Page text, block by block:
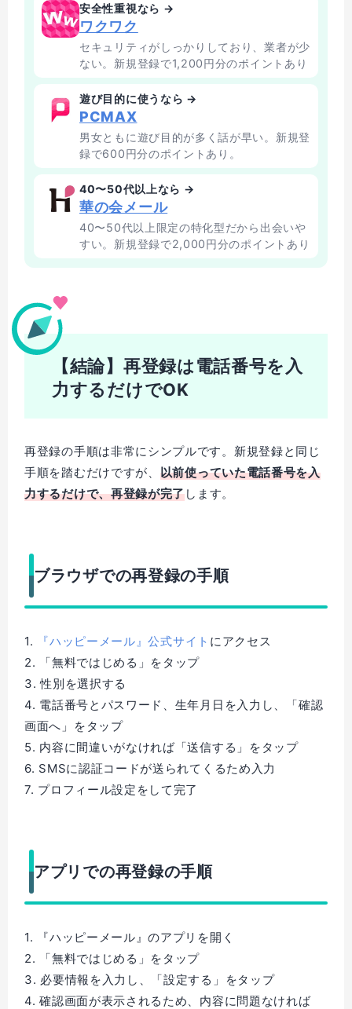
安全性重視なら →
ワクワク
セキュリティがしっかりしており、業者が少
ない。新規登録で1,200円分のポイントあり
遊び目的に使うなら →
PCMAX
男女ともに遊び目的が多く話が早い。新規登
録で600円分のポイントあり。
40〜50代以上なら →
華の会メール
40〜50代以上限定の特化型だから出会いや
すい。新規登録で2,000円分のポイントあり
【結論】再登録は電話番号を入
力するだけでOK
再登録の手順は非常にシンプルです。新規登録と同じ
手順を踏むだけですが、 以前使っていた電話番号を入
力するだけで、再登録が完了します。
ブラウザでの再登録の手順
1. 『ハッピーメール』公式サイト にアクセス
2. 「無料ではじめる」をタップ
3. 性別を選択する
4. 電話番号とパスワード、生年月日を入力し、「確認
画面へ」をタップ
5. 内容に間違いがなければ「送信する」をタップ
6. SMSに認証コードが送られてくるため入力
7. プロフィール設定をして完了
アプリでの再登録の手順
1. 『ハッピーメール』のアプリを開く
2. 「無料ではじめる」をタップ
3. 必要情報を入力し、「設定する」をタップ
4. 確認画面が表示されるため、内容に問題なければ